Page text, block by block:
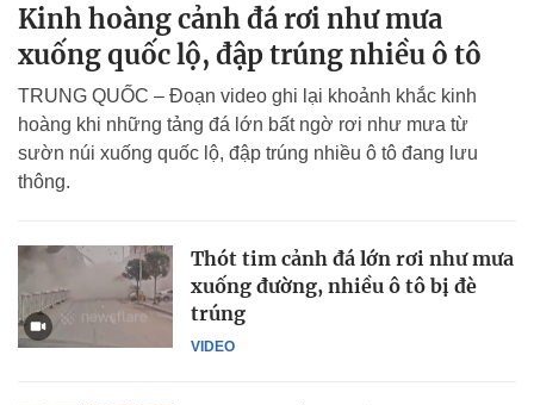
Kinh hoàng cảnh đá rơi như mưa
xuống quốc lộ, đập trúng nhiều ô tô
TRUNG QUỐC – Đoạn video ghi lại khoảnh khắc kinh
hoàng khi những tảng đá lớn bất ngờ rơi như mưa từ
sườn núi xuống quốc lộ, đập trúng nhiều ô tô đang lưu
thông.
VIDEO
Thót tim cảnh đá lớn rơi như mưa
xuống đường, nhiều ô tô bị đè
trúng